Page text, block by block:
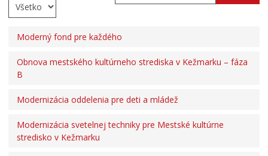
Životné situácie
PROJEKTY
Projekty mesta
Integrovaný regionálny operačný program 2014 – 2020
Operačný program ľudské zdroje
Moderný fond pre každého
Obnova mestského kultúrneho strediska v Kežmarku – fáza
B
Modernizácia oddelenia pre deti a mládež
Modernizácia svetelnej techniky pre Mestské kultúrne
stredisko v Kežmarku